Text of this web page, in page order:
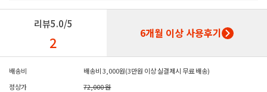
리뷰5.0/5
2 6개월 이상 사용후기
배송비
배송비 3,000원(3만원 이상 실결제시 무료 배송)
정상가
72,000 원